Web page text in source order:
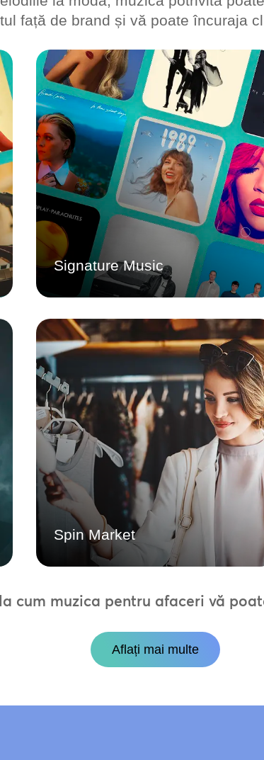
față de brand și vă poate încuraja
Signature Music
Signature Music
Creați liste de redare dinamice cu
soluția noastră premium de streaming.
Cu vasta sa bibliotecă de muzică
licențiată, Signature Music vă permite să
creați un peisaj sonor consecvent, în
conformitate cu marca, în toate locațiile
dvs. O modalitate rapidă, ușoară și
scalabilă de a valorifica puterea muzicii
în afacerea dvs.
Spin Market
Creați o listă de redare premium cu
serviciul nostru muzical de tip boutique.
Conceput pentru magazine, restaurante,
hoteluri și alte spații de ospitalitate,
acest serviciu artizanal va oferi o
imersiune profundă în brand,
integrându-se perfect cu sistemele AV
existente.
Aflați mai multe
cum muzica pentru afaceri vă
Aflați mai multe